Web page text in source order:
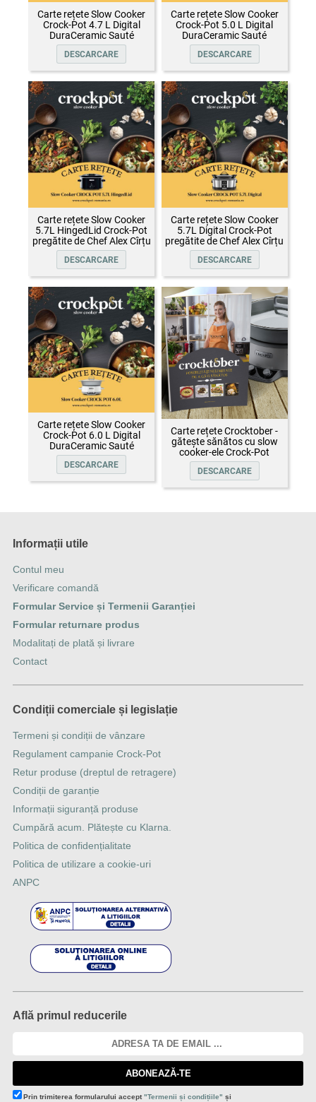
Carte rețete Slow Cooker
Crock-Pot 4.7 L Digital
DuraCeramic Sauté
DESCARCARE
Carte rețete Slow Cooker
Crock-Pot 5.0 L Digital
DuraCeramic Sauté
DESCARCARE
Carte rețete Slow Cooker
5.7L HingedLid Crock-Pot
pregătite de Chef Alex Cîrțu
DESCARCARE
Carte rețete Slow Cooker
5.7L Digital Crock-Pot
pregătite de Chef Alex Cîrțu
DESCARCARE
Carte rețete Slow Cooker
Crock-Pot 6.0 L Digital
DuraCeramic Sauté
DESCARCARE
Carte rețete Crocktober -
gătește sănătos cu slow
cooker-ele Crock-Pot
DESCARCARE
Informații utile
Contul meu
Verificare comandă
Formular Service și Termenii Garanției
Formular returnare produs
Modalitați de plată și livrare
Contact
Condiții comerciale și legislație
Termeni și condiții de vânzare
Regulament campanie Crock-Pot
Retur produse (dreptul de retragere)
Condiții de garanție
Informații siguranță produse
Cumpără acum. Plătește cu Klarna.
Politica de confidențialitate
Politica de utilizare a cookie-uri
ANPC
Află primul reducerile
ABONEAZĂ-TE
Prin trimiterea formularului accept"Termenii și condițiile" și